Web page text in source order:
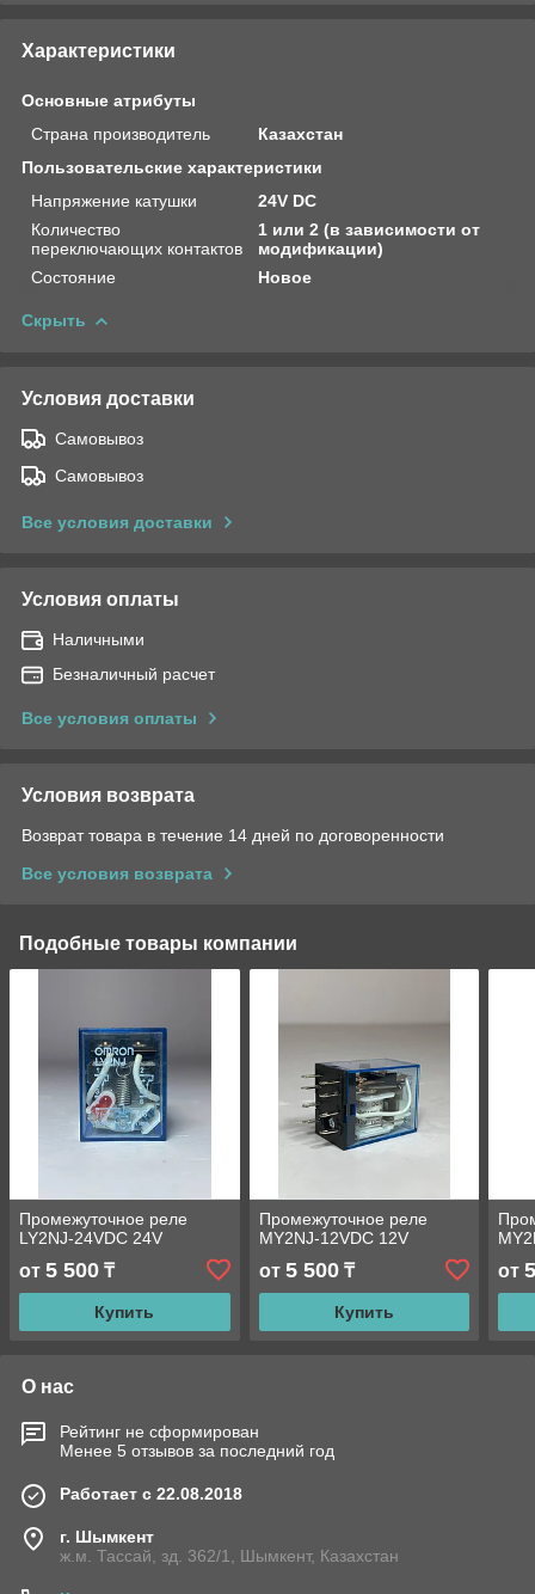
Характеристики
Основные атрибуты
Страна производитель
Казахстан
Пользовательские характеристики
Напряжение катушки
24V DC
Количество
переключающих контактов
1 или 2 (в зависимости от
модификации)
Состояние
Новое
Скрыть
Условия доставки
Самовывоз
Самовывоз
Все условия доставки
Условия оплаты
Наличными
Безналичный расчет
Все условия оплаты
Условия возврата
Возврат товара в течение 14 дней по договоренности
Все условия возврата
Подобные товары компании
Промежуточное реле
LY2NJ-24VDC 24V
от 5 500 ₸
Купить
Промежуточное реле
MY2NJ-12VDC 12V
от 5 500₸
Купить
от
О нас
Рейтинг не сформирован
Менее 5 отзывов за последний год
Работает с 22.08.2018
г. Шымкент
ж.м. Тассай, зд. 362/1, Шымкент, Казахстан